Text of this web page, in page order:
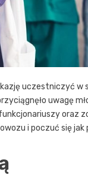
uczestniczyć w
uwagę
oraz
i poczuć się